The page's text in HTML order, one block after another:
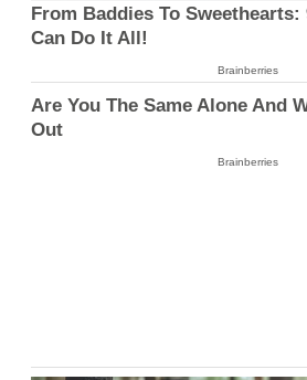
From Baddies To
Can Do It All!
Brainberries
Are You The Same Alone And
Out
Brainberries